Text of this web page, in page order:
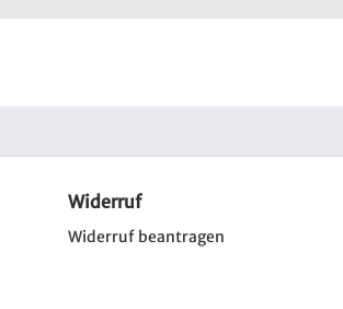
Widerruf
Widerruf beantragen